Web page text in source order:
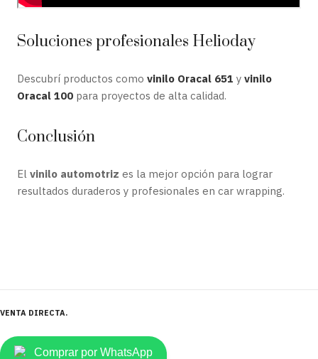
Soluciones profesionales Helioday
Descubrí productos como vinilo Oracal 651 y vinilo
Oracal 100 para proyectos de alta calidad.
Conclusión
El vinilo automotriz es la mejor opción para lograr
resultados duraderos y profesionales en car wrapping.
VENTA DIRECTA
Comprar por WhatsApp